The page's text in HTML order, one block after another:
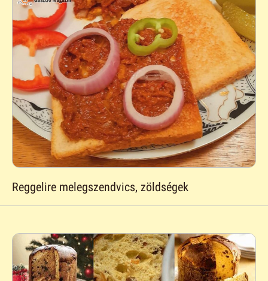
Reggelire melegszendvics, zöldségek